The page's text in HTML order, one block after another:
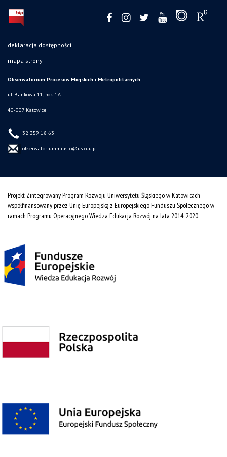
deklaracja dostępności
mapa strony
Obserwatorium Procesów Miejskich i Metropolitarnych
ul. Bankowa 11, pok. 1A
40-007 Katowice
32 359 18 63
obserwatoriummiasto@us.edu.pl
Projekt Zintegrowany Program Rozwoju Uniwersytetu Śląskiego w Katowicach
współfinansowany przez Unię Europejską z Europejskiego Funduszu Społecznego w
ramach Programu Operacyjnego Wiedza Edukacja Rozwój na lata 2014˗2020.